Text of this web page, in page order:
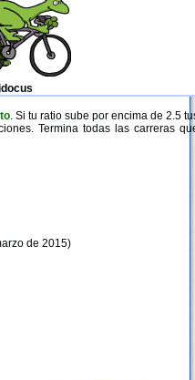
. Si tu ratio sube por encima de 2.5
Termina todas las carreras
de 2015)